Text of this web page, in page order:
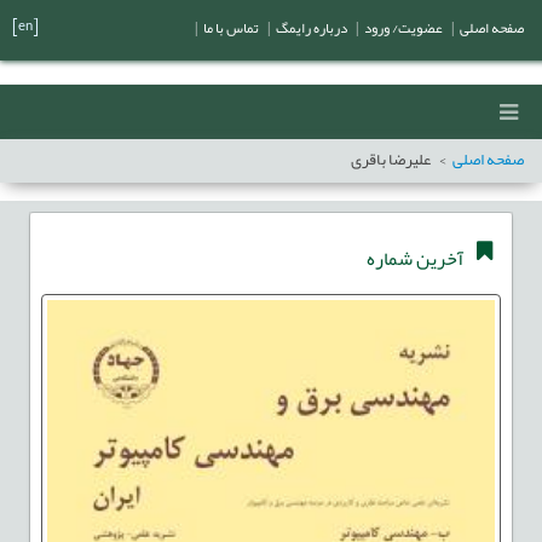
صفحه اصلی علیرضا باقری
آخرین شماره
صفحه اصلی عضویت/ ورود درباره رایمگ تماس با ما